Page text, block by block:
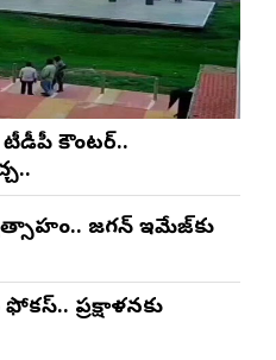
కౌంటర్..
జగన్ ఇమేజ్‌కు
ప్రక్షాళనకు